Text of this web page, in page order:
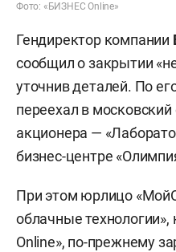
Фото: «БИЗНЕС Online»
Гендиректор компании
сообщил о закрытии
уточнив деталей. По
переехал в
акционера —
бизнес-центре
При этом юрлицо
облачные
Online», по-прежнему